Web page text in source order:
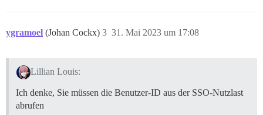
ygramoel (Johan Cockx) 31. Mai 2023 um 17:08
3
Lillian Louis:
Ich denke, Sie müssen die Benutzer-ID aus der SSO-Nutzlast
abrufen